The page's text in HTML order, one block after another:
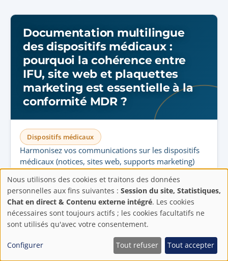
Documentation multilingue
des dispositifs médicaux :
pourquoi la cohérence entre
IFU, site web et plaquettes
marketing est essentielle à la
conformité MDR ?
Dispositifs médicaux
Harmonisez vos communications sur les dispositifs
médicaux (notices, sites web, supports marketing)
pour éliminer les risques de conformité au RDM
grâce à des workflows documentaires multilingues
intégrés et une validation centralisée.
ALB Alex Le Baut
25 Fév 2026• 7 min de lecture
Paramètres
de
confidentialité
Nous utilisons des cookies et traitons des données
personnelles aux fins suivantes : Session du site, Statistiques,
Chat en direct & Contenu externe intégré. Les cookies
nécessaires sont toujours actifs ; les cookies facultatifs ne
sont utilisés qu'avec votre consentement.
Configurer Tout refuser Tout accepter